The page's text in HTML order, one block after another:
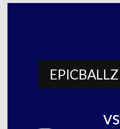
EPICBALLZ
vs